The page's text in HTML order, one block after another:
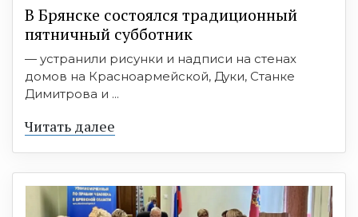
В Брянске состоялся традиционный
пятничный субботник
— устранили рисунки и надписи на стенах
домов на Красноармейской, Дуки, Станке
Димитрова и ...
Читать далее